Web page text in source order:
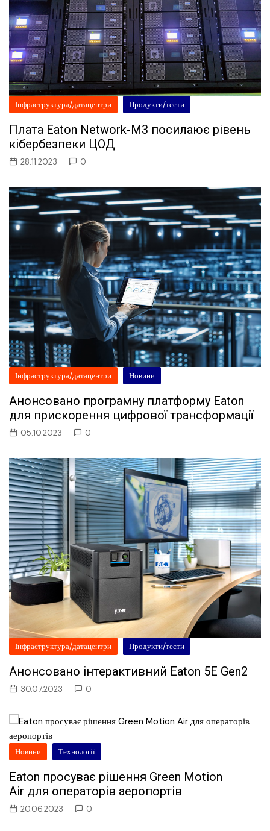
Інфраструктура/датацентри Продукти/тести
Плата Eaton Network-M3 посилаює рівень
кібербезпеки ЦОД
28.11.2023 0
Інфраструктура/датацентри Новини
Анонсовано програмну платформу Eaton
для прискорення цифрової трансформації
05.10.2023 0
Інфраструктура/датацентри Продукти/тести
Анонсовано інтерактивний Eaton 5E Gen2
30.07.2023 0
Новини Технології
Eaton просуває рішення Green Motion
Air для операторів аеропортів
20.06.2023 0